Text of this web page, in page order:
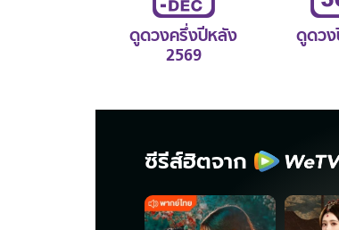
ดูดวงครึ่งปีหลัง
2569
ดูดวง
ซีรีส์ฮิตจาก